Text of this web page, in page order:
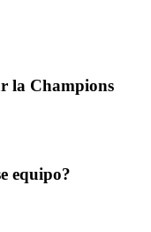
la Champions
equipo?